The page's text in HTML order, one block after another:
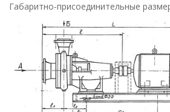
Габаритно-присоединительные